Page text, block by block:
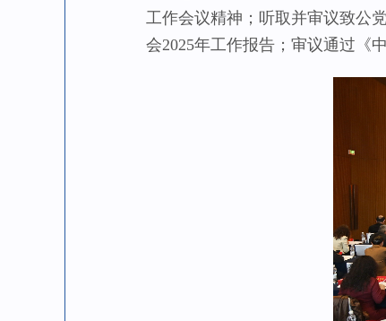
工作会议精神；听取并审议致公
会2025年工作报告；审议通过《